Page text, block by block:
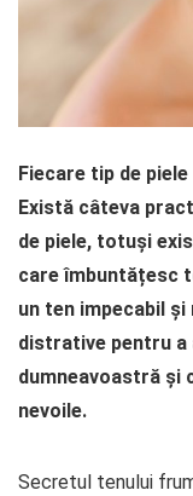
Fiecare tip de
Există câteva
de piele, totuși
care îmbuntățesc
un ten impecabil
distrative pentru a
dumneavoastră și
nevoile.
Secretul tenului